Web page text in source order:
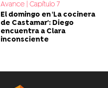
Avance | Capítulo 7
El domingo en 'La cocinera
de Castamar': Diego
encuentra a Clara
inconsciente